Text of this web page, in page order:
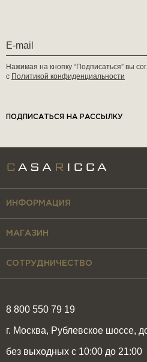
Нажимая на кнопку “Подписаться” вы
с Политикой конфиденциальности
ПОДПИСАТЬСЯ НА РАССЫЛКУ
8 800 550 79 19
г. Москва, Рублевское шоссе,
без выходных с 10:00 до 21:00
ИНФОРМАЦИЯ
МАГАЗИН
СОТРУДНИЧЕСТВО